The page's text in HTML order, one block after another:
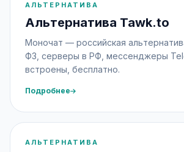
АЛЬТЕРНАТИВА
Альтернатива Tawk.to
Моночат — российская
ФЗ, серверы в РФ, мессенджеры
встроены, бесплатно.
Подробнее
АЛЬТЕРНАТИВА